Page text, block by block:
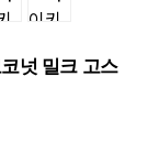
넛 밀크 고스